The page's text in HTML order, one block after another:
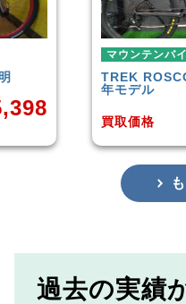
DISC 2020-21
48,580
過去の実績